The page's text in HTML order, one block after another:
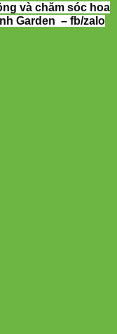
và chăm sóc hoa
Garden – fb/zalo